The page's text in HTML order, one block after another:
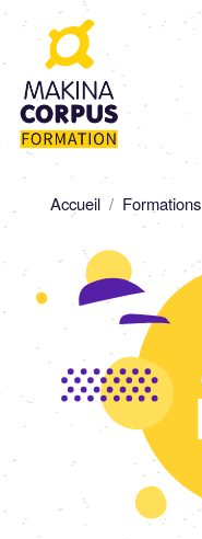
d'Ariane
Accueil Formations